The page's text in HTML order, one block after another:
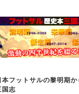
本フットサルの黎明期
国志